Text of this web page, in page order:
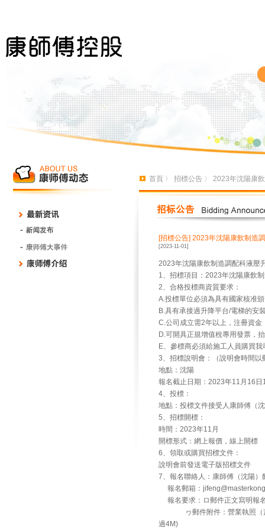
首頁 〉 招標公告 〉 2023年沈陽康
[招標公告] 2023年沈陽康飲制造
[2023-11-01]
2023年沈陽康飲制造調配科液壓
1、招標項目：2023年沈陽康飲
2、合格投標商資質要求：
A.投標單位必須為具有國家核准
B.具有承接過升降平台/電梯的安
C.公司成立需2年以上，注冊資
D.可開具正規增值稅專用發票，
E、參標商必須給施工人員購買
3、招標說明會：（說明會時間以
地點：沈陽
報名截止日期：2023年11月16日
4、投標：
地點：投標文件接受人康師傅（
5、招標開標：
時間：2023年11月
開標形式：網上報價，線上開標
6、領取或購買招標文件：
說明會前發送電子版招標文件
7、報名聯絡人：康師傅（沈陽）
報名郵箱：
報名要求：ロ郵件正文寫明報
ヮ郵件附件：營業執照（蓋公
過4M)